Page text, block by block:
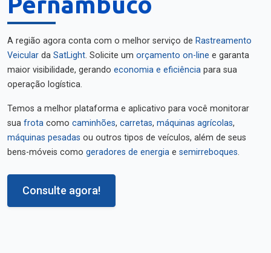
A região agora conta com o melhor serviço de Rastreamento
Veicular da SatLight. Solicite um orçamento on-line e garanta
maior visibilidade, gerando economia e eficiência para sua
operação logística.
Temos a melhor plataforma e aplicativo para você monitorar
sua frota como caminhões, carretas, máquinas agrícolas,
máquinas pesadas ou outros tipos de veículos, além de seus
bens-móveis como geradores de energia e semirreboques.
Consulte agora!